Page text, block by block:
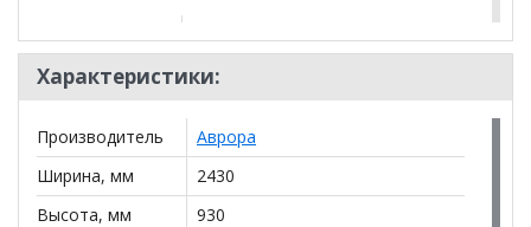
Наполнение
Независимый пружинный блок
Каркас
Металлокаркас с гарантией 67
месяцев
Диваны по
назначению
Диваны для сна
Характеристики:
Производитель
Аврора
Ширина, мм
2430
Высота, мм
930